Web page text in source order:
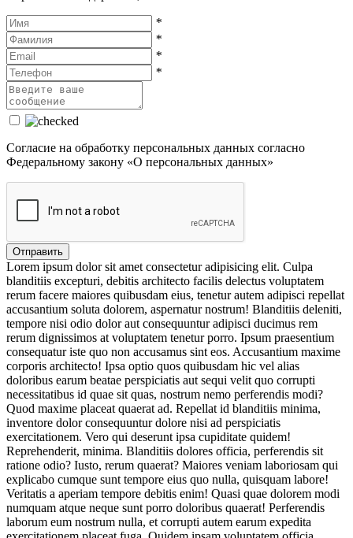
*
*
*
*
Cогласие на обработку персональных данных согласно
Федеральному закону «О персональных данных»
Lorem ipsum dolor sit amet consectetur adipisicing elit. Culpa
blanditiis excepturi, debitis architecto facilis delectus voluptatem
rerum facere maiores quibusdam eius, tenetur autem adipisci repellat
accusantium soluta dolorem, aspernatur nostrum! Blanditiis deleniti,
tempore nisi odio dolor aut consequuntur adipisci ducimus rem
rerum dignissimos at voluptatem tenetur porro. Ipsum praesentium
consequatur iste quo non accusamus sint eos. Accusantium maxime
corporis architecto! Ipsa optio quos quibusdam hic vel alias
doloribus earum beatae perspiciatis aut sequi velit quo corrupti
necessitatibus id quae sit quas, nostrum nemo perferendis modi?
Quod maxime placeat quaerat ad. Repellat id blanditiis minima,
inventore dolor consequuntur dolore nisi ad perspiciatis
exercitationem. Vero qui deserunt ipsa cupiditate quidem!
Reprehenderit, minima. Blanditiis dolores officia, perferendis sit
ratione odio? Iusto, rerum quaerat? Maiores veniam laboriosam qui
explicabo cumque sunt tempore eius quo nulla, quisquam labore!
Veritatis a aperiam tempore debitis enim! Quasi quae dolorem modi
numquam atque neque sunt porro doloribus quaerat! Perferendis
laborum eum nostrum nulla, et corrupti autem earum expedita